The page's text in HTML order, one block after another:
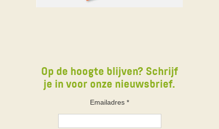
Op de hoogte blijven? Schrijf
je in voor onze nieuwsbrief.
Emailadres *